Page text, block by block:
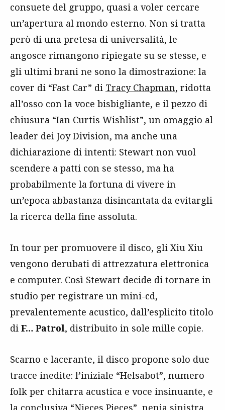
consuete del gruppo, quasi a voler cercare
un’apertura al mondo esterno. Non si tratta
però di una pretesa di universalità, le
angosce rimangono ripiegate su se stesse, e
gli ultimi brani ne sono la dimostrazione: la
cover di “Fast Car” di Tracy Chapman, ridotta
all’osso con la voce bisbigliante, e il pezzo di
chiusura “Ian Curtis Wishlist”, un omaggio al
leader dei Joy Division, ma anche una
dichiarazione di intenti: Stewart non vuol
scendere a patti con se stesso, ma ha
probabilmente la fortuna di vivere in
un’epoca abbastanza disincantata da evitargli
la ricerca della fine assoluta.
In tour per promuovere il disco, gli Xiu Xiu
vengono derubati di attrezzatura elettronica
e computer. Così Stewart decide di tornare in
studio per registrare un mini-cd,
prevalentemente acustico, dall’esplicito titolo
di F… Patrol, distribuito in sole mille copie.
Scarno e lacerante, il disco propone solo due
tracce inedite: l’iniziale “Helsabot”, numero
folk per chitarra acustica e voce insinuante, e
la conclusiva “Nieces Pieces”, nenia sinistra